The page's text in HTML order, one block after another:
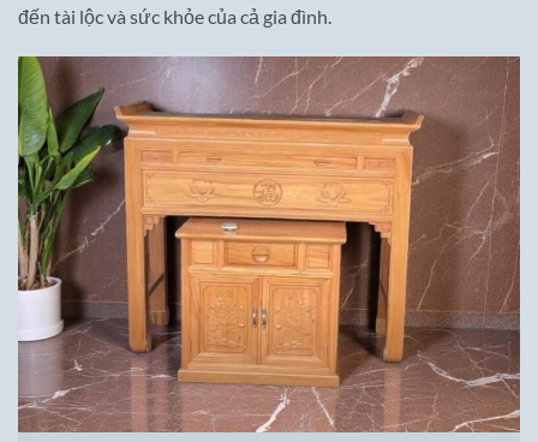
đến tài lộc và sức khỏe của cả gia đình.